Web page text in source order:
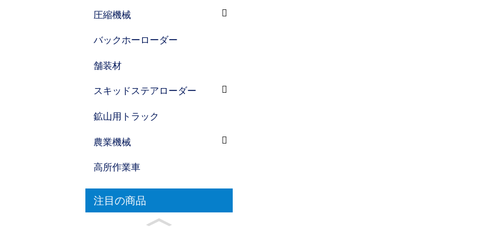
圧縮機械
バックホーローダー
舗装材
スキッドステアローダー
鉱山用トラック
農業機械
高所作業車
注目の商品